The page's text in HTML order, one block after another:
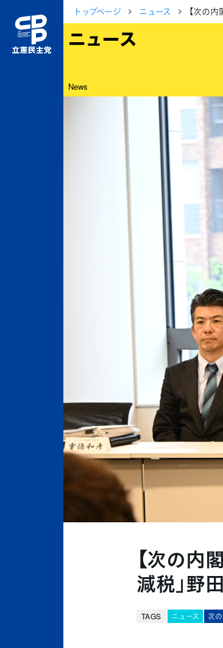
トップページ ニュース 【次の
ニュース
News
【次の内
減税」野
TAGS ニュース 次